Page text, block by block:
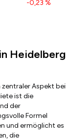
-0,23 %
Heidelberg
zentraler Aspekt bei
ist die
der
Formel
und ermöglicht es
die